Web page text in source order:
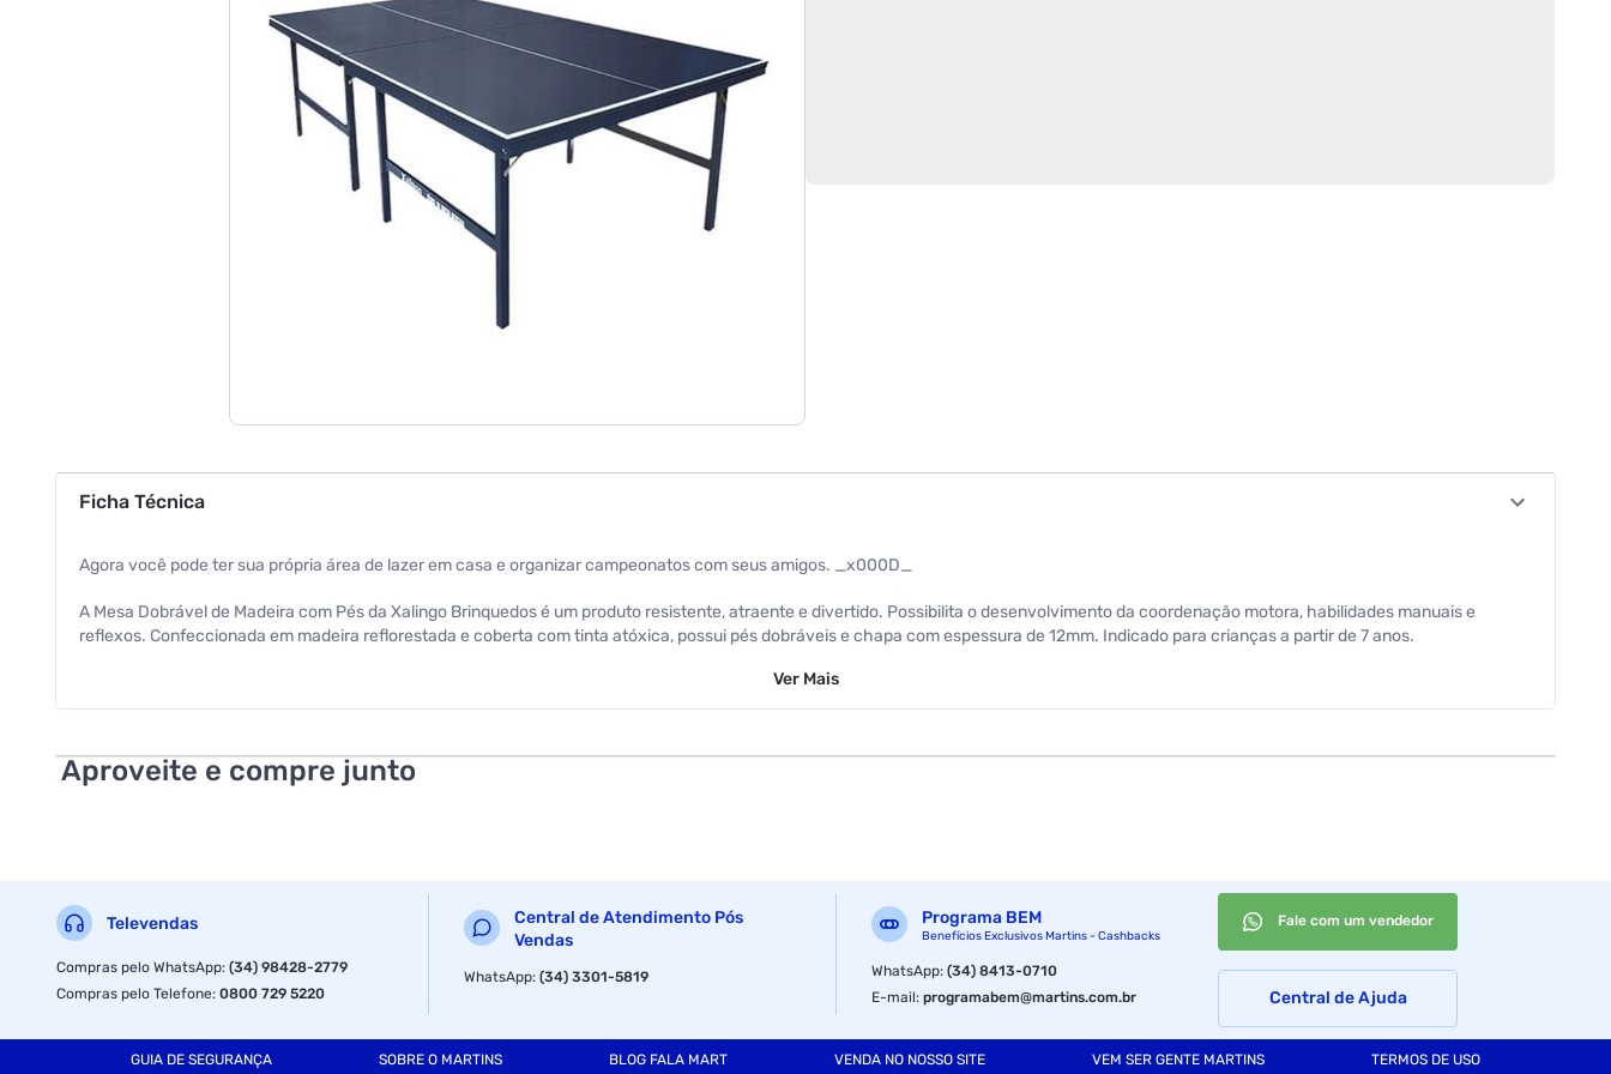
Ficha Técnica
Agora você pode ter sua própria área de lazer em casa e organizar campeonatos com seus amigos. _x000D_
A Mesa Dobrável de Madeira com Pés da Xalingo Brinquedos é um produto resistente, atraente e divertido. Possibilita o desenvolvimento da coordenação motora, habilidades manuais e
reflexos. Confeccionada em madeira reflorestada e coberta com tinta atóxica, possui pés dobráveis e chapa com espessura de 12mm. Indicado para crianças a partir de 7 anos.
Ver Mais
Aproveite e compre junto
Televendas
Compras pelo WhatsApp:(34) 98428-2779
Compras pelo Telefone:0800 729 5220
Central de Atendimento Pós
Vendas
WhatsApp:(34) 3301-5819
Programa BEM
Benefícios Exclusivos Martins - Cashbacks
WhatsApp:(34) 8413-0710
E-mail:programabem@martins.com.br
Fale com um vendedor
Central de Ajuda
GUIA DE SEGURANÇA SOBRE O MARTINS BLOG FALA MART VENDA NO NOSSO SITE VEM SER GENTE MARTINS TERMOS DE USO